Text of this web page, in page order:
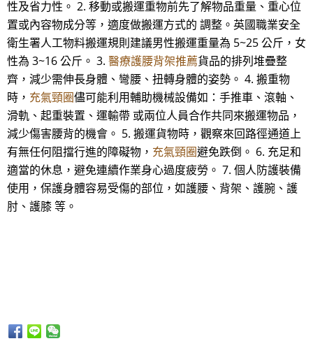
性及省力性。 2. 移動或搬運重物前先了解物品重量、重心位
置或內容物成分等，適度做搬運方式的 調整。英國職業安全
衛生署人工物料搬運規則建議男性搬運重量為 5~25 公斤，女
性為 3~16 公斤。 3. 醫療護腰背架推薦貨品的排列堆疊整
齊，減少需伸長身體、彎腰、扭轉身體的姿勢。 4. 搬重物
時， 充氣頸圈儘可能利用輔助機械設備如：手推車、滾軸、
滑軌、起重裝置、運輸帶 或兩位人員合作共同來搬運物品，
減少傷害腰背的機會。 5. 搬運貨物時，觀察來回路徑通道上
有無任何阻擋行進的障礙物， 充氣頸圈避免跌倒。 6. 充足和
適當的休息，避免連續作業身心過度疲勞。 7. 個人防護裝備
使用，保護身體容易受傷的部位，如護腰、背架、護腕、護
肘、護膝 等。